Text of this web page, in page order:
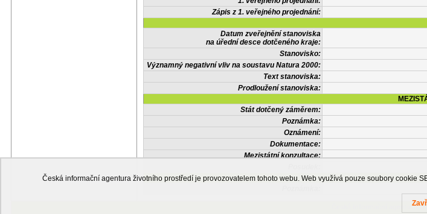
Zápis z 1. veřejného projednání:
Datum zveřejnění stanoviska
na úřední desce dotčeného kraje:
Stanovisko:
Významný negativní vliv na soustavu Natura 2000:
Text stanoviska:
Prodloužení stanoviska:
Stát dotčený záměrem:
Poznámka:
Oznámení:
Dokumentace:
Mezistátní konzultace:
Česká informační agentura
Česká informační agentura životního prostředí je provozovatelem tohoto webu. Web využívá pouze soubory